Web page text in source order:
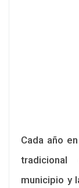
Cada año
municipio y